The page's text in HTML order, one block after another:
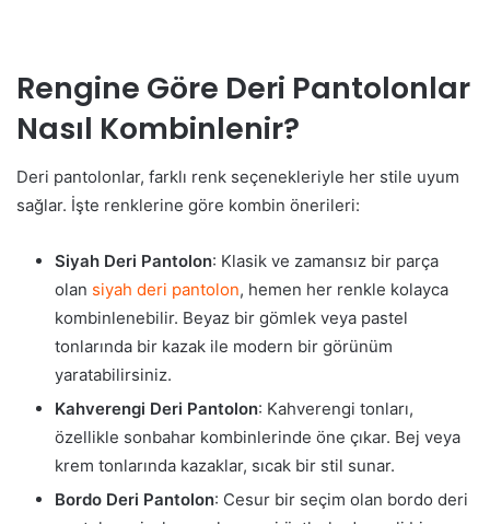
Rengine Göre Deri Pantolonlar
Nasıl Kombinlenir?
Deri pantolonlar, farklı renk seçenekleriyle her stile uyum
sağlar. İşte renklerine göre kombin önerileri:
Siyah Deri Pantolon: Klasik ve zamansız bir parça
olan siyah deri pantolon, hemen her renkle kolayca
kombinlenebilir. Beyaz bir gömlek veya pastel
tonlarında bir kazak ile modern bir görünüm
yaratabilirsiniz.
Kahverengi Deri Pantolon: Kahverengi tonları,
özellikle sonbahar kombinlerinde öne çıkar. Bej veya
krem tonlarında kazaklar, sıcak bir stil sunar.
Bordo Deri Pantolon: Cesur bir seçim olan bordo deri